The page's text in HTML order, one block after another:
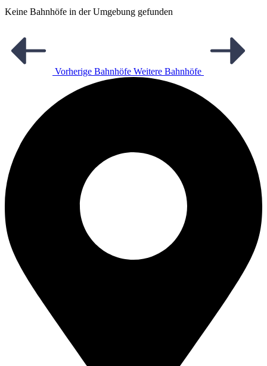
Keine Bahnhöfe in der Umgebung gefunden
Vorherige Bahnhöfe Weitere Bahnhöfe